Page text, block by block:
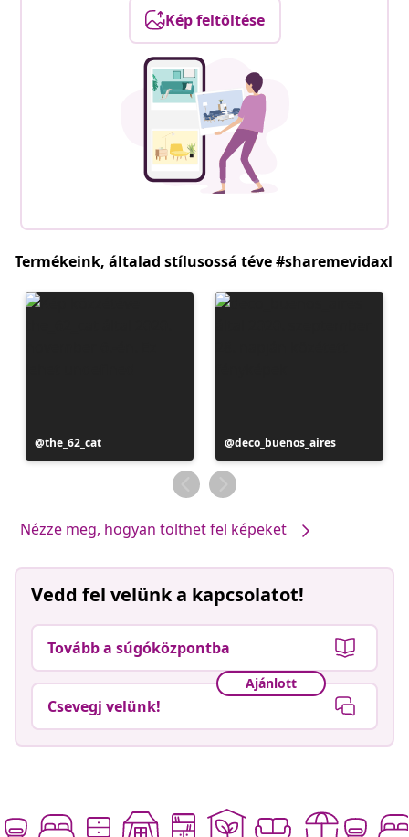
Kép feltöltése
Termékeink, általad stílusossá téve #sharemevidaxl
Bejegyzés
közzétevője
the_62_cat
Bejegyzés
közzétevője
deco_buenos_aires
Nézze meg, hogyan tölthet fel képeket
Vedd fel velünk a kapcsolatot!
Tovább a súgóközpontba
Ajánlott
Csevegj velünk!